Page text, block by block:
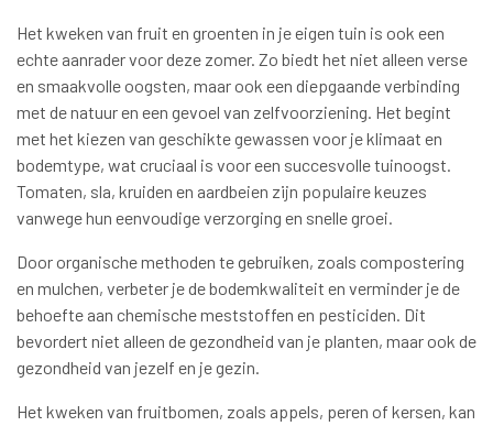
Het kweken van fruit en groenten in je eigen tuin is ook een
echte aanrader voor deze zomer. Zo biedt het niet alleen verse
en smaakvolle oogsten, maar ook een diepgaande verbinding
met de natuur en een gevoel van zelfvoorziening. Het begint
met het kiezen van geschikte gewassen voor je klimaat en
bodemtype, wat cruciaal is voor een succesvolle tuinoogst.
Tomaten, sla, kruiden en aardbeien zijn populaire keuzes
vanwege hun eenvoudige verzorging en snelle groei.
Door organische methoden te gebruiken, zoals compostering
en mulchen, verbeter je de bodemkwaliteit en verminder je de
behoefte aan chemische meststoffen en pesticiden. Dit
bevordert niet alleen de gezondheid van je planten, maar ook de
gezondheid van jezelf en je gezin.
Het kweken van fruitbomen, zoals appels, peren of kersen, kan